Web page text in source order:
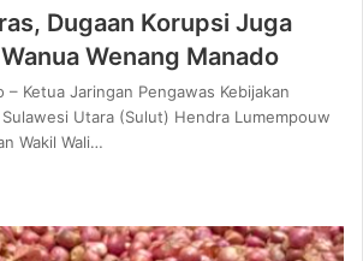
Dugaan Korupsi Juga
Wenang Manado
– Ketua Jaringan Pengawas Kebijakan
Utara (Sulut) Hendra Lumempouw
Wakil Wali…